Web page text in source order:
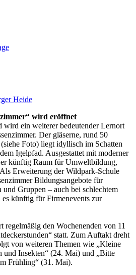
wird eröffnet
wird ein weiterer bedeutender Lernort
Der gläserne, rund 50
Foto) liegt idyllisch im Schatten
Igelpfad. Ausgestattet mit moderner
er künftig Raum für Umweltbildung,
Erweiterung der Wildpark-Schule
Bildungsangebote für
Gruppen – auch bei schlechtem
künftig für Firmenevents zur
den Wochenenden von 11
statt. Zum Auftakt dreht
von weiteren Themen wie „Kleine
und Insekten“ (24. Mai) und „Bitte
Frühling“ (31. Mai).